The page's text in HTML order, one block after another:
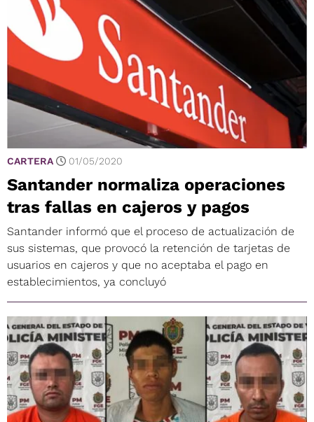
CARTERA 01/05/2020
Santander normaliza operaciones
tras fallas en cajeros y pagos
Santander informó que el proceso de actualización de
sus sistemas, que provocó la retención de tarjetas de
usuarios en cajeros y que no aceptaba el pago en
establecimientos, ya concluyó